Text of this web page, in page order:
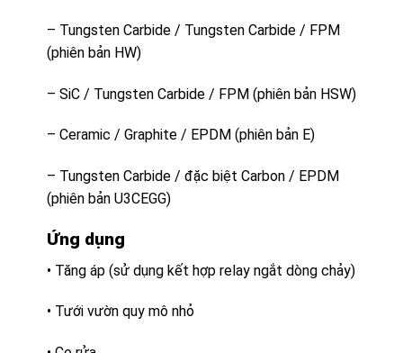
– Tungsten Carbide / Tungsten Carbide / FPM
(phiên bản HW)
– SiC / Tungsten Carbide / FPM (phiên bản HSW)
– Ceramic / Graphite / EPDM (phiên bản E)
– Tungsten Carbide / đặc biệt Carbon / EPDM
(phiên bản U3CEGG)
Ứng dụng
• Tăng áp (sử dụng kết hợp relay ngắt dòng chảy)
• Tưới vườn quy mô nhỏ